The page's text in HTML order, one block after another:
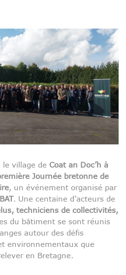
le village de Coat an Doc’h à
Journée bretonne de
, un événement organisé par
. Une centaine d’acteurs de
techniciens de collectivités,
du bâtiment se sont réunis
autour des défis
environnementaux que
en Bretagne.